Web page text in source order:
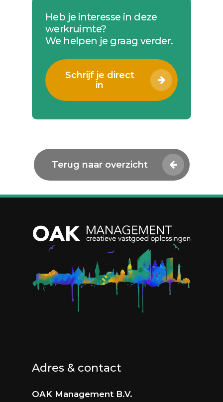
Heb je interesse in deze
werkruimte?
We helpen je graag verder.
Schrijf je direct
in
Terug naar overzicht
Adres & contact
OAK Management B.V.